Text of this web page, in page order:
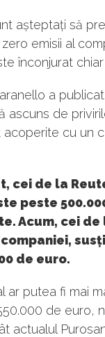
așteptați să
emisii al
înconjurat
a
ascuns de
cu un
cei de la
peste
Acum, cei
de euro.
ar putea fi mai
de euro,
actualul